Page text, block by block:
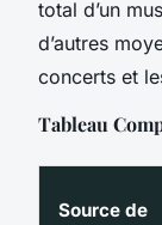
total d’un
d’autres
concerts et
Tableau
Source de